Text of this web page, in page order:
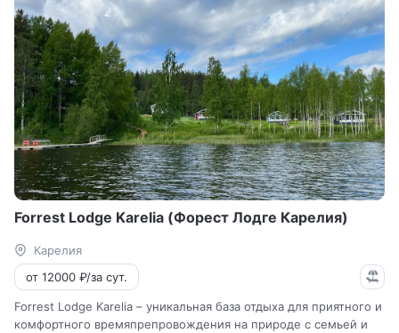
Forrest Lodge Karelia (Форест Лодге Карелия)
Карелия
от 12000 ₽/за сут.
Forrest Lodge Karelia – уникальная база отдыха для приятного и
комфортного времяпрепровождения на природе с семьей и